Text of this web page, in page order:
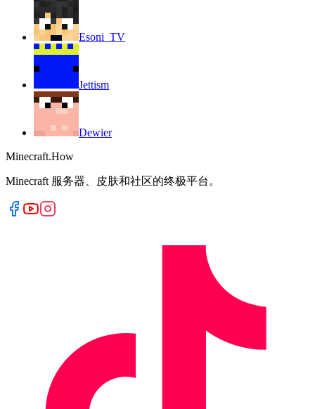
Esoni_TV
Jettism
Dewier
Minecraft.How
Minecraft 服务器、皮肤和社区的终极平台。